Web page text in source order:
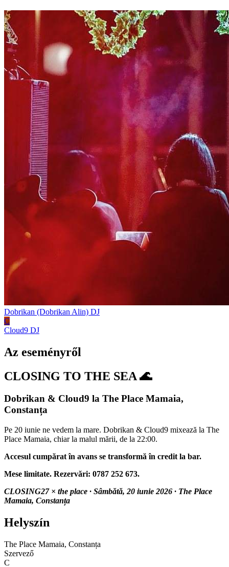
Dobrikan (Dobrikan Alin) DJ
C
Cloud9 DJ
Az eseményről
CLOSING TO THE SEA 🌊
Dobrikan & Cloud9 la The Place Mamaia,
Constanța
Pe 20 iunie ne vedem la mare. Dobrikan & Cloud9 mixează la The
Place Mamaia, chiar la malul mării, de la 22:00.
Accesul cumpărat în avans se transformă în credit la bar.
Mese limitate. Rezervări: 0787 252 673.
CLOSING27 × the place · Sâmbătă, 20 iunie 2026 · The Place
Mamaia, Constanța
Helyszín
The Place Mamaia, Constanța
Szervező
C